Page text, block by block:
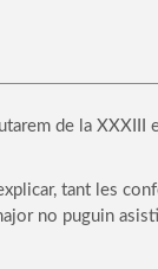
de la XXXIII
tant les
no puguin